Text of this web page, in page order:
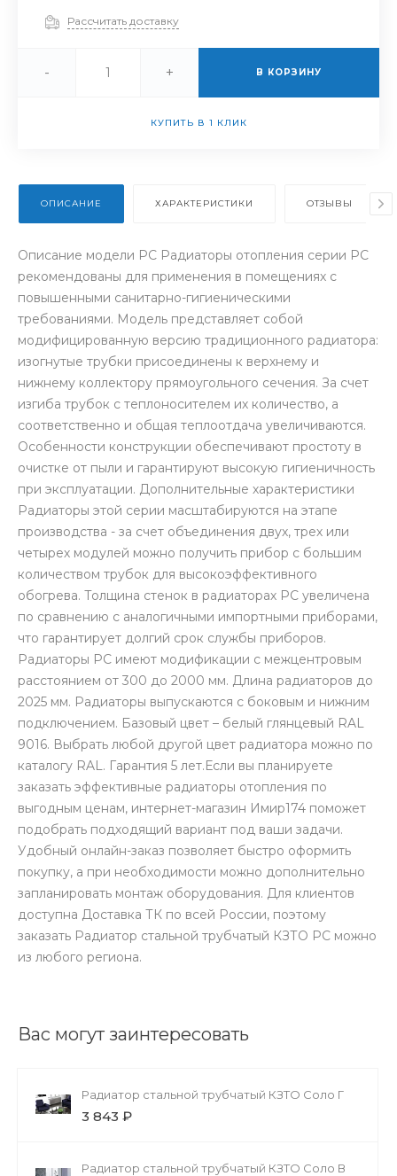
Рассчитать доставку
- + В КОРЗИНУ
КУПИТЬ В 1 КЛИК
ОПИСАНИЕ ХАРАКТЕРИСТИКИ ОТЗЫВЫ
Описание модели РС Радиаторы отопления серии РС
рекомендованы для применения в помещениях с
повышенными санитарно-гигиеническими
требованиями. Модель представляет собой
модифицированную версию традиционного радиатора:
изогнутые трубки присоединены к верхнему и
нижнему коллектору прямоугольного сечения. За счет
изгиба трубок с теплоносителем их количество, а
соответственно и общая теплоотдача увеличиваются.
Особенности конструкции обеспечивают простоту в
очистке от пыли и гарантируют высокую гигиеничность
при эксплуатации. Дополнительные характеристики
Радиаторы этой серии масштабируются на этапе
производства - за счет объединения двух, трех или
четырех модулей можно получить прибор с большим
количеством трубок для высокоэффективного
обогрева. Толщина стенок в радиаторах РС увеличена
по сравнению с аналогичными импортными приборами,
что гарантирует долгий срок службы приборов.
Радиаторы РС имеют модификации с межцентровым
расстоянием от 300 до 2000 мм. Длина радиаторов до
2025 мм. Радиаторы выпускаются с боковым и нижним
подключением. Базовый цвет – белый глянцевый RAL
9016. Выбрать любой другой цвет радиатора можно по
каталогу RAL. Гарантия 5 лет.Если вы планируете
заказать эффективные радиаторы отопления по
выгодным ценам, интернет-магазин Имир174 поможет
подобрать подходящий вариант под ваши задачи.
Удобный онлайн-заказ позволяет быстро оформить
покупку, а при необходимости можно дополнительно
запланировать монтаж оборудования. Для клиентов
доступна Доставка ТК по всей России, поэтому
заказать Радиатор стальной трубчатый КЗТО РС можно
из любого региона.
Вас могут заинтересовать
Радиатор стальной трубчатый КЗТО Соло Г
3 843 ₽
Радиатор стальной трубчатый КЗТО Соло В